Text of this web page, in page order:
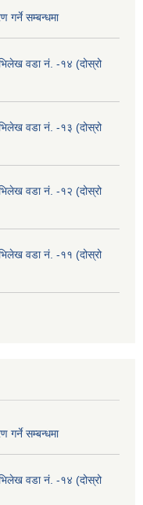
गर्ने सम्बन्धमा
वडा नं. -१४ (दोस्रो
वडा नं. -१३ (दोस्रो
वडा नं. -१२ (दोस्रो
वडा नं. -११ (दोस्रो
गर्ने सम्बन्धमा
वडा नं. -१४ (दोस्रो